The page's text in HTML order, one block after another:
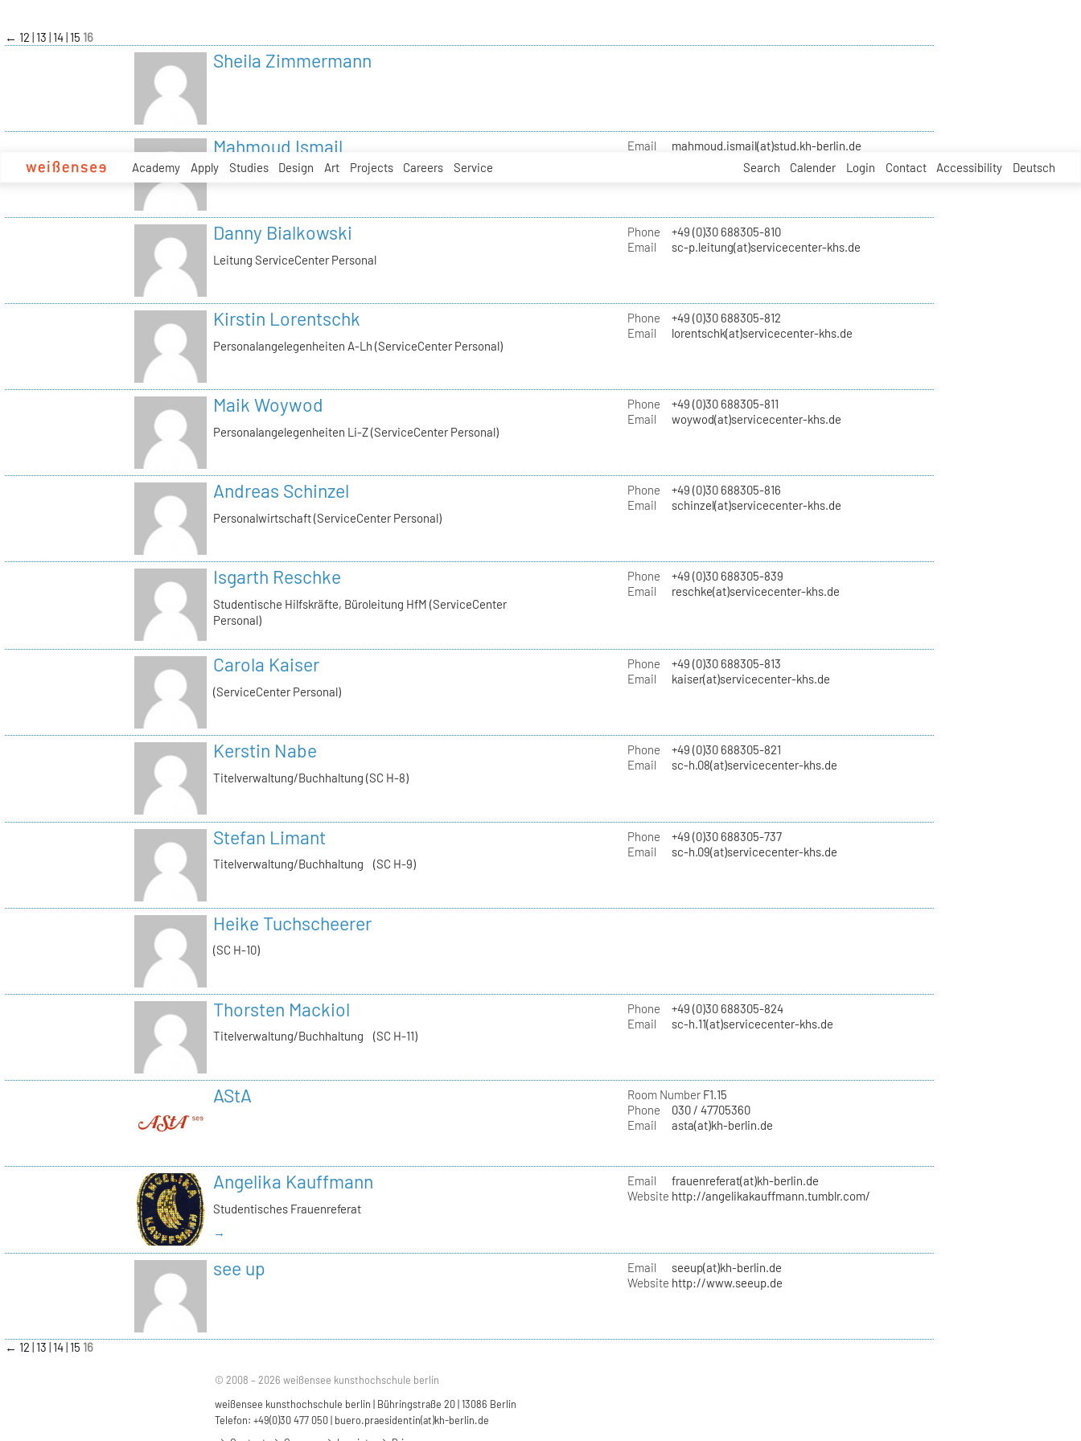
Academy Apply Studies Design Art Projects Careers Service Search Calender Login Contact Accessibility Deutsch
← 12 13 14 15 16
Sheila Zimmermann
Mahmoud Ismail
Tutor Tonstudio
Email mahmoud.ismail(at)stud.kh-berlin.de
Danny Bialkowski
Leitung ServiceCenter Personal
Phone
+49 (0)30 688305-810
Email
sc-p.leitung(at)servicecenter-khs.de
Kirstin Lorentschk
Personalangelegenheiten A-Lh (ServiceCenter Personal)
Phone
+49 (0)30 688305-812
Email
lorentschk(at)servicecenter-khs.de
Maik Woywod
Personalangelegenheiten Li-Z (ServiceCenter Personal)
Phone
+49 (0)30 688305-811
Email
woywod(at)servicecenter-khs.de
Andreas Schinzel
Personalwirtschaft (ServiceCenter Personal)
Phone
+49 (0)30 688305-816
Email
schinzel(at)servicecenter-khs.de
Isgarth Reschke
Studentische Hilfskräfte, Büroleitung HfM (ServiceCenter
Personal)
Phone
+49 (0)30 688305-839
Email
reschke(at)servicecenter-khs.de
Carola Kaiser
(ServiceCenter Personal)
Phone
+49 (0)30 688305-813
Email
kaiser(at)servicecenter-khs.de
Kerstin Nabe
Titelverwaltung/Buchhaltung (SC H-8)
Phone
+49 (0)30 688305-821
Email
sc-h.08(at)servicecenter-khs.de
Stefan Limant
Titelverwaltung/Buchhaltung (SC H-9)
Phone
+49 (0)30 688305-737
Email
sc-h.09(at)servicecenter-khs.de
Heike Tuchscheerer
(SC H-10)
Thorsten Mackiol
Titelverwaltung/Buchhaltung (SC H-11)
Phone
+49 (0)30 688305-824
Email
sc-h.11(at)servicecenter-khs.de
AStA Room NumberF1.15
Phone
030 / 47705360
Email
asta(at)kh-berlin.de
Angelika Kauffmann
Studentisches Frauenreferat
→
Email
frauenreferat(at)kh-berlin.de
Website http://angelikakauffmann.tumblr.com/
see up Email
seeup(at)kh-berlin.de
Website http://www.seeup.de
← 12 13 14 15 16
© 2008 – 2026 weißensee kunsthochschule berlin
weißensee kunsthochschule berlin | Bühringstraße 20 | 13086 Berlin
Telefon: +49(0)30 477 050 | buero.praesidentin(at)kh-berlin.de